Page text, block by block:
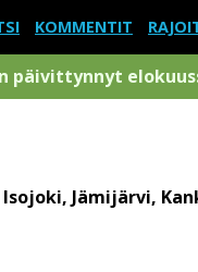
KOMMENTIT
päivittynnyt
Jämijärvi,